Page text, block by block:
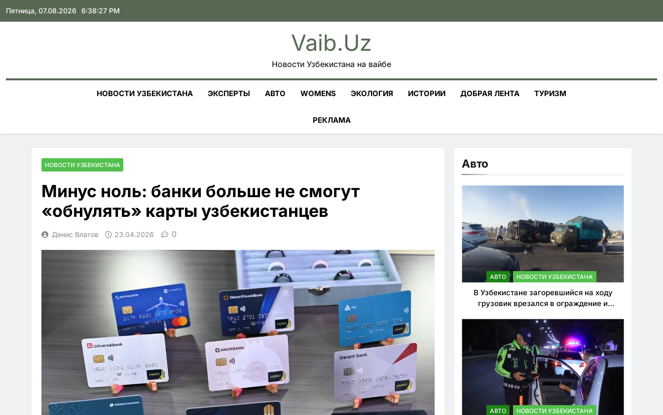
Skip
Пятница, 07.08.2026 6:38:28 PM
Vaib.uz
Новости Узбекистана на вайбе
НОВОСТИ УЗБЕКИСТАНА ЭКСПЕРТЫ АВТО WOMENS ЭКОЛОГИЯ ИСТОРИИ ДОБРАЯ ЛЕНТА ТУРИЗМ
РЕКЛАМА
НОВОСТИ УЗБЕКИСТАНА
Минус ноль: банки больше не смогут
«обнулять» карты узбекистанцев
Денис Влатов 23.04.2026 0
Авто
АВТО НОВОСТИ УЗБЕКИСТАНА
В Узбекистане загоревшийся на ходу
грузовик врезался в ограждение и
АВТО НОВОСТИ УЗБЕКИСТАНА